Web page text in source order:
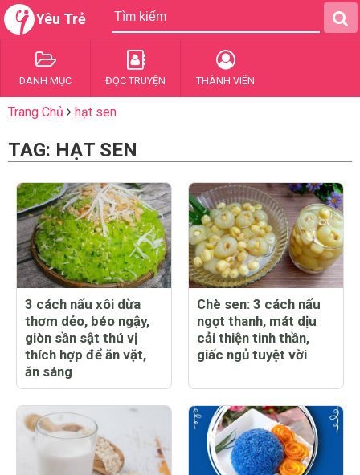
Yêu Trẻ
DANH MỤC ĐỌC TRUYỆN THÀNH VIÊN
Trang Chủ hạt sen
TAG: HẠT SEN
3 cách nấu xôi dừa
thơm dẻo, béo ngậy,
giòn sần sật thú vị
thích hợp để ăn vặt,
ăn sáng
Chè sen: 3 cách nấu
ngọt thanh, mát dịu
cải thiện tinh thần,
giấc ngủ tuyệt vời